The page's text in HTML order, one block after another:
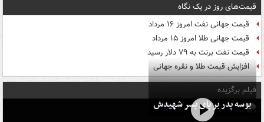
قیمت‌های روز در یک نگاه
قیمت جهانی نفت امروز ۱۶ مرداد
قیمت جهانی طلا امروز ۱۵ مرداد
قیمت نفت برنت به ۷۹ دلار رسید
افزایش قیمت طلا و نقره جهانی
فیلم برگزیده
بوسه‌ پدر بر پای پسر شهیدش